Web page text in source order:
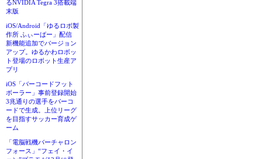
るNVIDIA Tegra 3搭載端
末版
iOS/Android「ゆるロボ製
作所 ふぃーばー」配信
新機能追加でバージョン
アップ。ゆるかわロボッ
ト登場のロボット生産ア
プリ
iOS「バーコードフット
ボーラー」事前登録開始
3兆通りの選手をバーコ
ードで生成。上位リーグ
を目指すサッカー育成ゲ
ーム
「電脳戦機バーチャロン
フォース」“フェイ・イ